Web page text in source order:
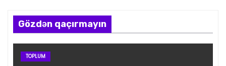
Gözdən qaçırmayın
TOPLUM